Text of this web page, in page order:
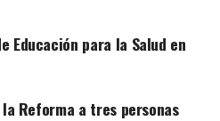
Educación para la Salud en
Reforma a tres personas